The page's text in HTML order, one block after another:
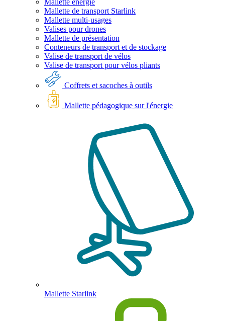
Mallette énergie
Mallette de transport Starlink
Mallette multi-usages
Valises pour drones
Mallette de présentation
Conteneurs de transport et de stockage
Valise de transport de vélos
Valise de transport pour vélos pliants
Coffrets et sacoches à outils
Mallette pédagogique sur l'énergie
Mallette Starlink